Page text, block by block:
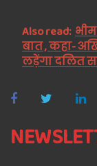
Also read:
बात , कहा-
लड़ेंगा दलित